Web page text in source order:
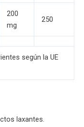
200
mg
250
según la UE
laxantes.